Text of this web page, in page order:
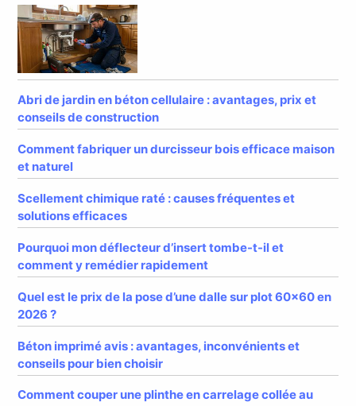
Abri de jardin en béton cellulaire : avantages, prix et
conseils de construction
Comment fabriquer un durcisseur bois efficace maison
et naturel
Scellement chimique raté : causes fréquentes et
solutions efficaces
Pourquoi mon déflecteur d’insert tombe-t-il et
comment y remédier rapidement
Quel est le prix de la pose d’une dalle sur plot 60×60 en
2026 ?
Béton imprimé avis : avantages, inconvénients et
conseils pour bien choisir
Comment couper une plinthe en carrelage collée au